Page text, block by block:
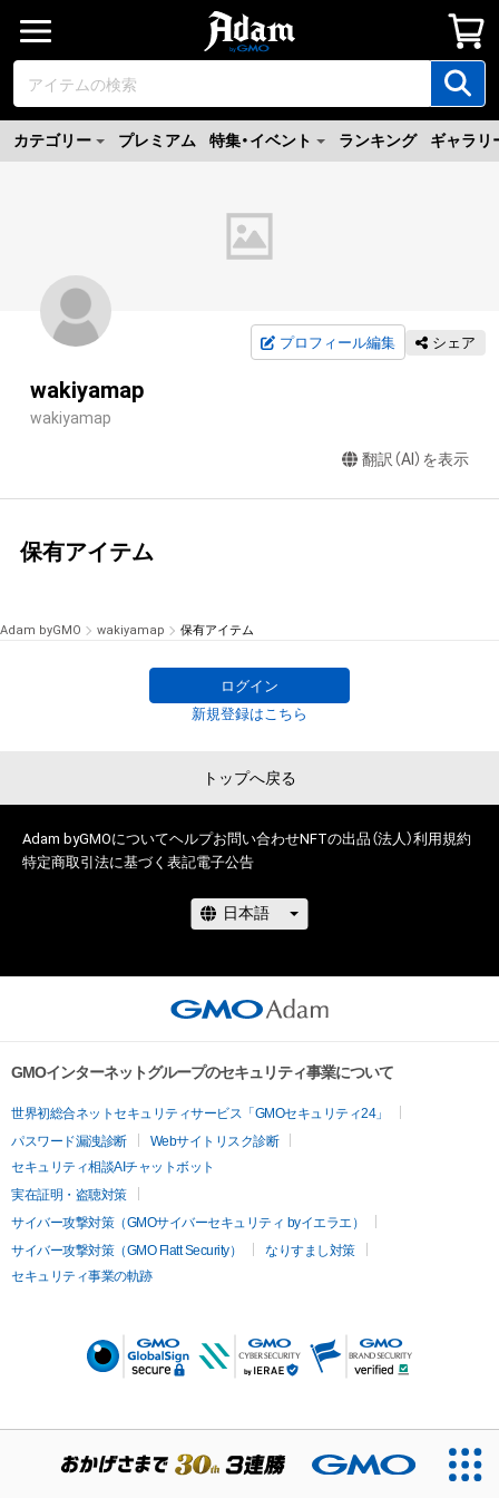
カテゴリー プレミアム 特集・イベント ランキング ギャラリ
プロフィール編集 シェア
wakiyamap
wakiyamap
翻訳（AI）を表示
保有アイテム
Adam byGMO wakiyamap 保有アイテム
ログイン
新規登録はこちら
トップへ戻る
Adam byGMOについてヘルプお問い合わせNFTの出品（法人）利用規約
特定商取引法に基づく表記電子公告
GMOインターネットグループのセキュリティ事業について
世界初総合ネットセキュリティサービス「GMOセキュリティ24」
パスワード漏洩診断
Webサイトリスク診断
セキュリティ相談AIチャットボット
実在証明・盗聴対策
サイバー攻撃対策（GMOサイバーセキュリティ byイエラエ）
サイバー攻撃対策（GMO Flatt Security）
なりすまし対策
セキュリティ事業の軌跡